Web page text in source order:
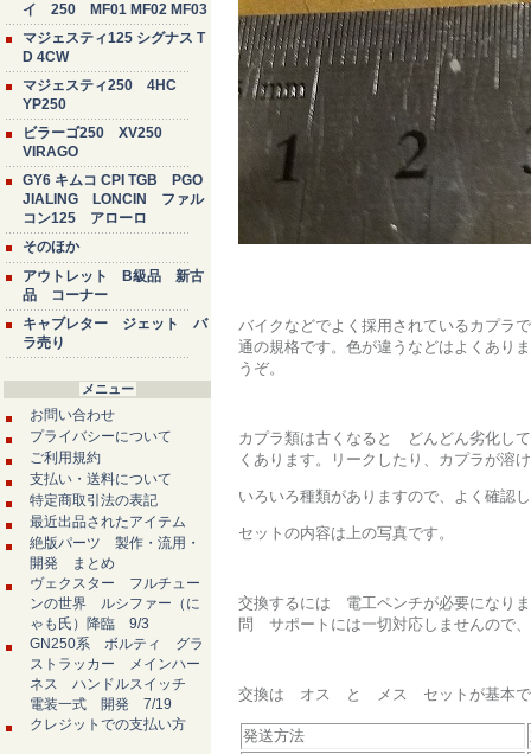
イ 250 MF01 MF02 MF03
マジェスティ125 シグナス T
D 4CW
マジェスティ250 4HC
YP250
ビラーゴ250 XV250
VIRAGO
GY6 キムコ CPI TGB PGO
JIALING LONCIN ファル
コン125 アローロ
そのほか
アウトレット B級品 新古
品 コーナー
キャブレター ジェット バ
ラ売り
メニュー
お問い合わせ
プライバシーについて
ご利用規約
支払い・送料について
特定商取引法の表記
最近出品されたアイテム
絶版パーツ 製作・流用・
開発 まとめ
ヴェクスター フルチュー
ンの世界 ルシファー（に
ゃも氏）降臨 9/3
GN250系 ボルティ グラ
ストラッカー メインハー
ネス ハンドルスイッチ
電装一式 開発 7/19
クレジットでの支払い方
バイクなどでよく採用されているカプラ
通の規格です。色が違うなどはよくあり
うぞ。
カプラ類は古くなると どんどん劣化し
くあります。リークしたり、カプラが
いろいろ種類がありますので、よく確認
セットの内容は上の写真です。
交換するには 電工ペンチが必要になり
問 サポートには一切対応しませんので
交換は オス と メス セットが基本で
発送方法